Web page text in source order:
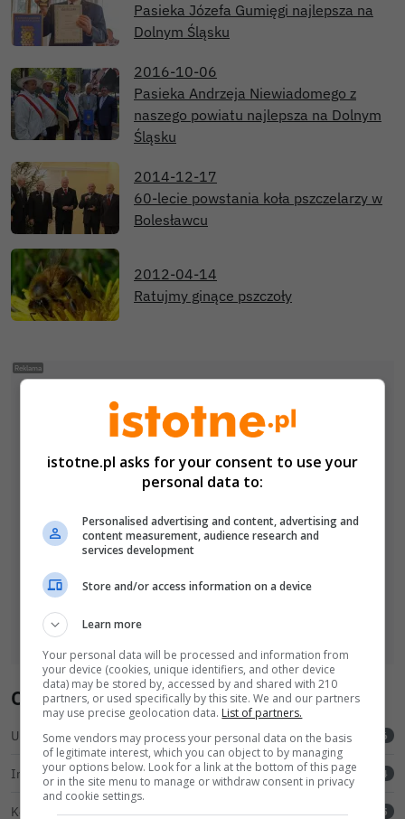
Ostatnio komentowano
6
24
15
Pasieka Józefa Gumięgi najlepsza na
Dolnym Śląsku
2016-10-06
Pasieka Andrzeja Niewiadomego z
naszego powiatu najlepsza na Dolnym
Śląsku
2014-12-17
60-lecie powstania koła pszczelarzy w
Bolesławcu
2012-04-14
Ratujmy ginące pszczoły
istotne.pl asks for your consent to use your
personal data to:
Personalised advertising and content, advertising and
content measurement, audience research and
services development
Store and/or access information on a device
Learn more
Your personal data will be processed and information from
your device (cookies, unique identifiers, and other device
data) may be stored by, accessed by and shared with 210
partners, or used specifically by this site. We and our partners
may use precise geolocation data. List of partners.
Some vendors may process your personal data on the basis
of legitimate interest, which you can object to by managing
your options below. Look for a link at the bottom of this page
or in the site menu to manage or withdraw consent in privacy
and cookie settings.